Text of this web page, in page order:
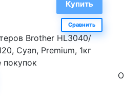
Сравнить
Brother HL3040/
Cyan, Premium, 1кг
покупок